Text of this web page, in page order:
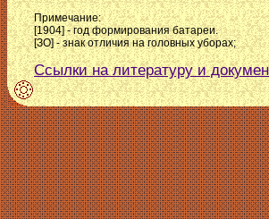
Примечание:
[1904] - год формирования батареи.
[ЗО] - знак отличия на головных уборах;
Ссылки на литературу и